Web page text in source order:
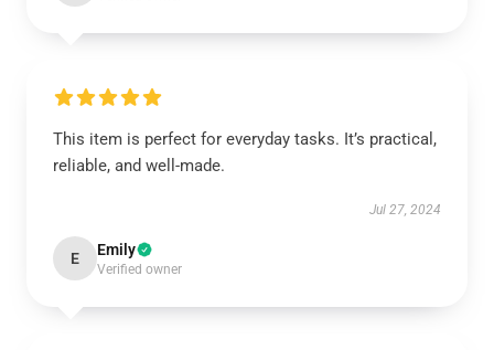
This item is perfect for everyday tasks. It’s practical,
reliable, and well-made.
Jul 27, 2024
E Emily
Verified owner